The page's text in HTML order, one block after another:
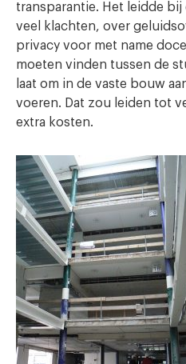
transparantie. Het leidde
veel klachten, over
privacy voor met name
moeten vinden tussen de
laat om in de vaste bouw
voeren. Dat zou leiden tot
extra kosten.